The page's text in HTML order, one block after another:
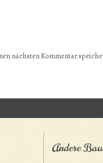
nächsten Kommentar
Andere